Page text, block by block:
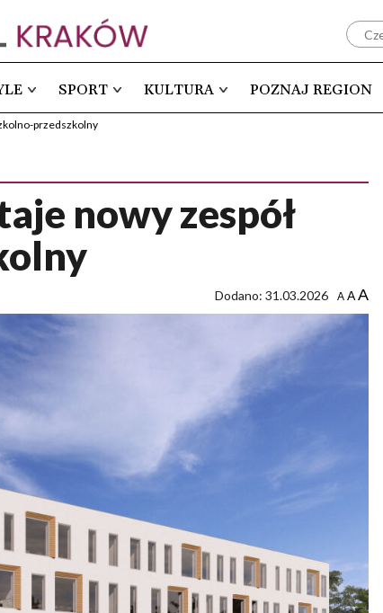
SPORT KULTURA POZNAJ REGION
przedszkolny
nowy zespół
Dodano: 31.03.2026 A AA